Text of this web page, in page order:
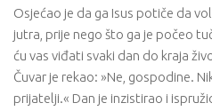
Osjećao je da ga Isus potiče da
jutra, prije nego što ga je počeo
ću vas viđati svaki dan do kraja
Čuvar je rekao: »Ne, gospodine.
prijatelji.« Dan je inzistirao i